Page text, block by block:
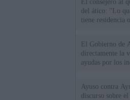
El consejero al
del ático: "Lo
tiene residencia
El Gobierno de
directamente la
ayudas por los
Ayuso contra
discurso sobre